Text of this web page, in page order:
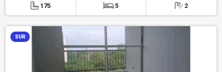
175 5 2
SUR